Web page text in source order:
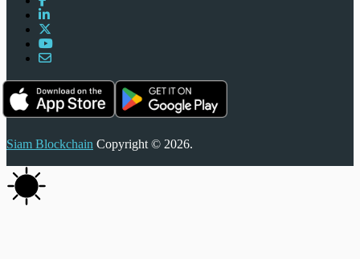
Siam Blockchain Copyright © 2026.